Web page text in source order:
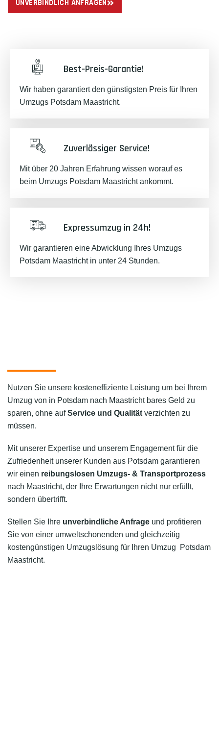
UNVERBINDLICH ANFRAGEN
Best-Preis-Garantie!
Wir haben garantiert den günstigsten Preis für Ihren
Umzugs Potsdam Maastricht.
Zuverlässiger Service!
Mit über 20 Jahren Erfahrung wissen worauf es
beim Umzugs Potsdam Maastricht ankommt.
Expressumzug in 24h!
Wir garantieren eine Abwicklung Ihres Umzugs
Potsdam Maastricht in unter 24 Stunden.
Nutzen Sie unsere kosteneffiziente Leistung um bei Ihrem
Umzug von in Potsdam nach Maastricht bares Geld zu
sparen, ohne aufService und Qualität verzichten zu
müssen.
Mit unserer Expertise und unserem Engagement für die
Zufriedenheit unserer Kunden aus Potsdam garantieren
wir einen reibungslosen Umzugs- & Transportprozess
nach Maastricht, der Ihre Erwartungen nicht nur erfüllt,
sondern übertrifft.
Stellen Sie Ihre unverbindliche Anfrage und profitieren
Sie von einer umweltschonenden und gleichzeitig
kostengünstigen Umzugslösung für Ihren Umzug Potsdam
Maastricht.